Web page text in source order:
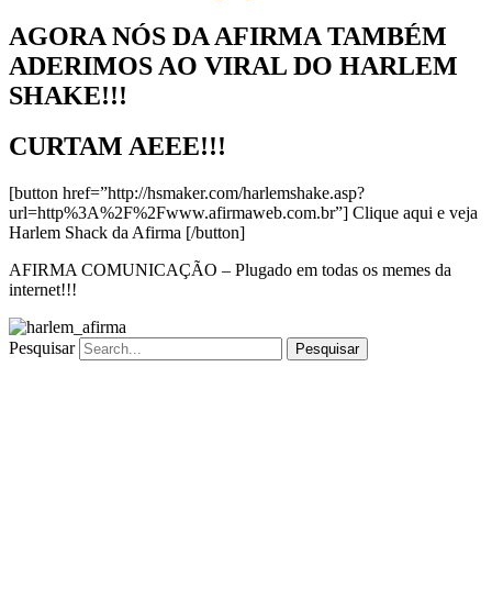
AGORA NÓS DA AFIRMA TAMBÉM
ADERIMOS AO VIRAL DO HARLEM
SHAKE!!!
CURTAM AEEE!!!
[button href=”http://hsmaker.com/harlemshake.asp?
url=http%3A%2F%2Fwww.afirmaweb.com.br”] Clique aqui e veja
Harlem Shack da Afirma [/button]
AFIRMA COMUNICAÇÃO – Plugado em todas os memes da
internet!!!
Pesquisar Pesquisar